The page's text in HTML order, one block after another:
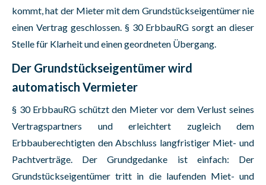
kommt, hat der Mieter mit dem Grundstückseigentümer nie
einen Vertrag geschlossen. § 30 ErbbauRG sorgt an dieser
Stelle für Klarheit und einen geordneten Übergang.
Der Grundstückseigentümer wird
automatisch Vermieter
§ 30 ErbbauRG schützt den Mieter vor dem Verlust seines
Vertragspartners und erleichtert zugleich dem
Erbbauberechtigten den Abschluss langfristiger Miet- und
Pachtverträge. Der Grundgedanke ist einfach: Der
Grundstückseigentümer tritt in die laufenden Miet- und